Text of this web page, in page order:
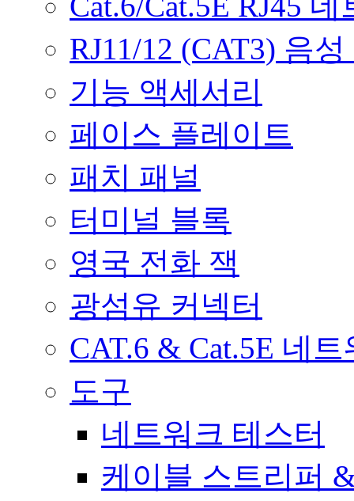
RJ11/12 (CAT3) 음
기능 액세서리
페이스 플레이트
패치 패널
터미널 블록
영국 전화 잭
광섬유 커넥터
CAT.6 & Cat.5E 네
도구
네트워크 테스터
케이블 스트리퍼